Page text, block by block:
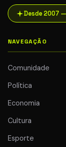
Desde 2007
NAVEGAÇÃO
Comunidade
Política
Economia
Cultura
Esporte